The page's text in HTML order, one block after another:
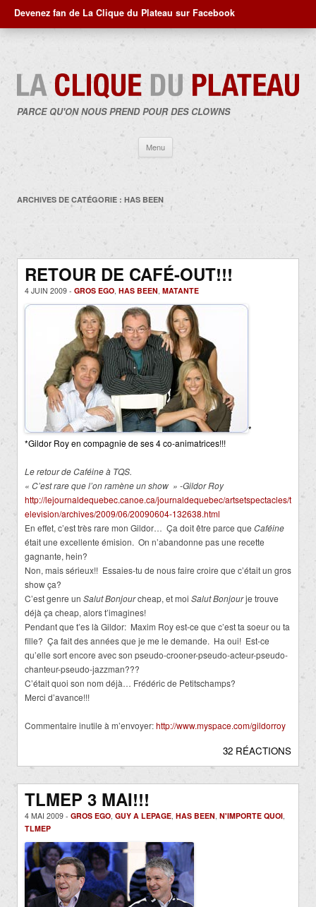
Devenez fan de La Clique du Plateau sur Facebook
PARCE QU'ON NOUS PREND POUR DES CLOWNS
Menu
contenu
ARCHIVES DE CATÉGORIE : HAS BEEN
RETOUR DE CAFÉ-OUT!!!
4 JUIN 2009 - GROS EGO, HAS BEEN, MATANTE
*
*Gildor Roy en compagnie de ses 4 co-animatrices!!!
Le retour de Caféine à TQS.
« C’est rare que l’on ramène un show » -Gildor Roy
http://lejournaldequebec.canoe.ca/journaldequebec/artsetspectacles/t
elevision/archives/2009/06/20090604-132638.html
En effet, c’est très rare mon Gildor… Ça doit être parce que Caféine
était une excellente émision. On n’abandonne pas une recette
gagnante, hein?
Non, mais sérieux!! Essaies-tu de nous faire croire que c’était un gros
show ça?
C’est genre un Salut Bonjourcheap, et moi Salut Bonjourje trouve
déjà ça cheap, alors t’imagines!
Pendant que t’es là Gildor: Maxim Roy est-ce que c’est ta soeur ou ta
fille? Ça fait des années que je me le demande. Ha oui! Est-ce
qu’elle sort encore avec son pseudo-crooner-pseudo-acteur-pseudo-
chanteur-pseudo-jazzman???
C’était quoi son nom déjà… Frédéric de Petitschamps?
Merci d’avance!!!
Commentaire inutile à m’envoyer:http://www.myspace.com/gildorroy
32 RÉACTIONS
TLMEP 3 MAI!!!
4 MAI 2009 - GROS EGO, GUY A LEPAGE, HAS BEEN, N'IMPORTE QUOI,
TLMEP